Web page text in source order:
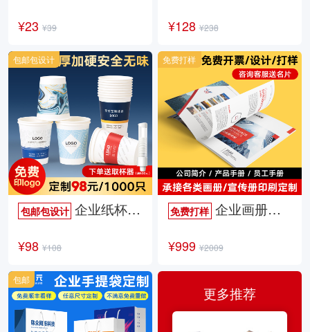
¥23 ¥39 ¥128 ¥238
包邮包设计 企业纸杯定制
¥98 ¥108
包邮包设计
免费打样企业画册定制
¥999 ¥2009
免费打样
包邮
更多推荐